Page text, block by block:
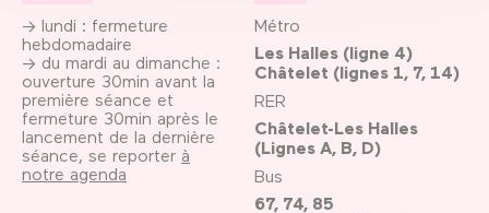
→ lundi : fermeture
hebdomadaire
→ du mardi au dimanche :
ouverture 30min avant la
première séance et
fermeture 30min après le
lancement de la dernière
séance, se reporter à
notre agenda
Métro
Les Halles (ligne 4)
Châtelet (lignes 1, 7, 14)
RER
Châtelet-Les Halles
(Lignes A, B, D)
Bus
67, 74, 85